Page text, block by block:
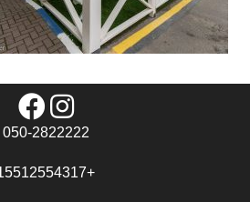
050-2822222
+15512554317